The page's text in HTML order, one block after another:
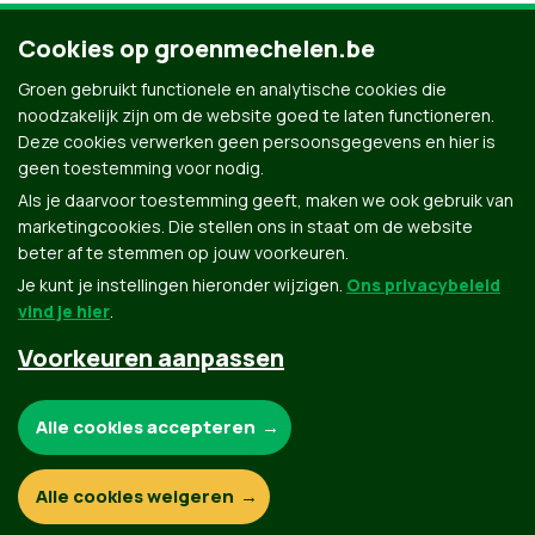
Groen.be
© Copyright Groen 2026 | Gemaakt met NationBuilder
Contact Privacybeleid
Cookies op groenmechelen.be
Groen gebruikt functionele en analytische cookies die
noodzakelijk zijn om de website goed te laten functioneren.
Deze cookies verwerken geen persoonsgegevens en hier is
geen toestemming voor nodig.
Als je daarvoor toestemming geeft, maken we ook gebruik van
marketingcookies. Die stellen ons in staat om de website
beter af te stemmen op jouw voorkeuren.
Je kunt je instellingen hieronder wijzigen. Ons privacybeleid
vind je hier.
Voorkeuren aanpassen
Functionele en analytische cookies:
Alle cookies accepteren
Alle cookies weigeren